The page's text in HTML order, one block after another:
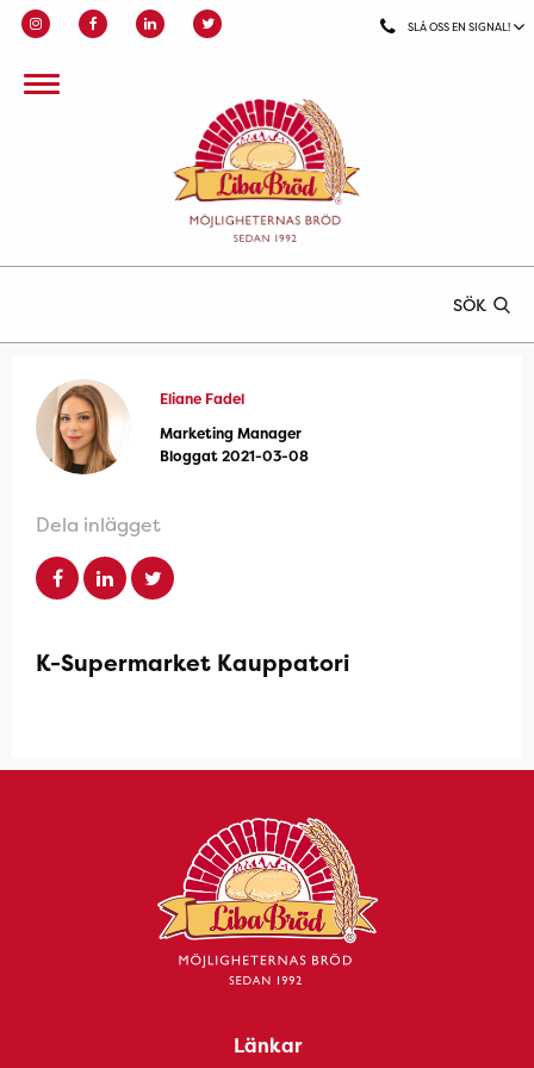
SLÅ OSS EN SIGNAL!
SÖK
Eliane Fadel
Marketing Manager
Bloggat 2021-03-08
Dela inlägget
K-Supermarket Kauppatori
Länkar